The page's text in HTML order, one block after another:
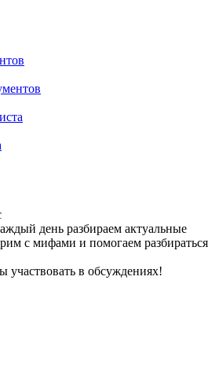
день разбираем актуальные
с мифами и помогаем разбираться
участвовать в обсуждениях!